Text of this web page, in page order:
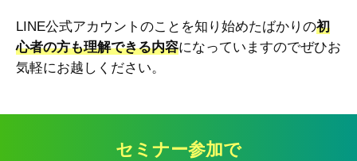
LINE公式アカウントのことを知り始めたばかりの初
心者の方も理解できる内容になっていますのでぜひお
気軽にお越しください。
セミナー参加で